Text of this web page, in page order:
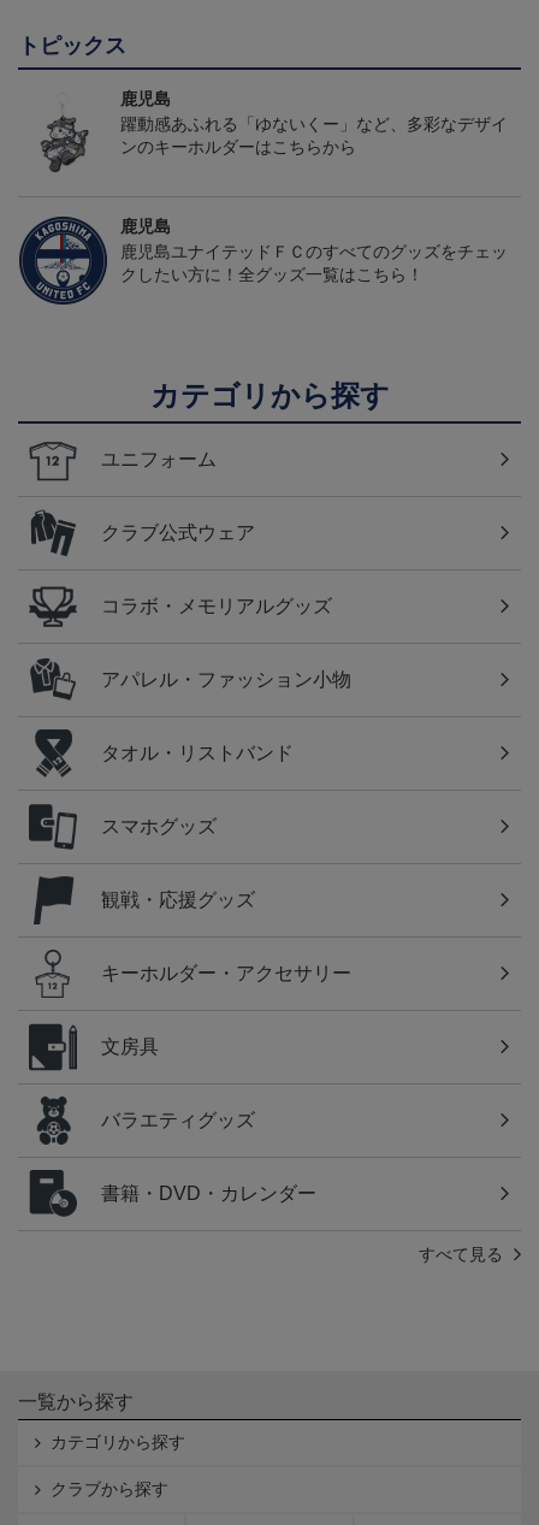
トピックス
鹿児島
躍動感あふれる「ゆないくー」など、多彩なデザイ
ンのキーホルダーはこちらから
鹿児島
鹿児島ユナイテッドＦＣのすべてのグッズをチェッ
クしたい方に！全グッズ一覧はこちら！
カテゴリから探す
ユニフォーム
クラブ公式ウェア
コラボ・メモリアルグッズ
アパレル・ファッション小物
タオル・リストバンド
スマホグッズ
観戦・応援グッズ
キーホルダー・アクセサリー
文房具
バラエティグッズ
書籍・DVD・カレンダー
すべて見る
一覧から探す
カテゴリから探す
クラブから探す